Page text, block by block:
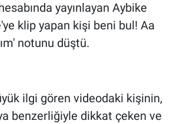
yayınlayan Aybike
klip yapan kişi beni bul! Aa
notunu düştü.
ilgi gören videodaki kişinin,
benzerliğiyle dikkat çeken ve